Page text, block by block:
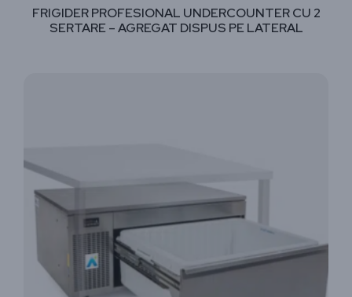
FRIGIDER PROFESIONAL UNDERCOUNTER CU 2
SERTARE – AGREGAT DISPUS PE LATERAL